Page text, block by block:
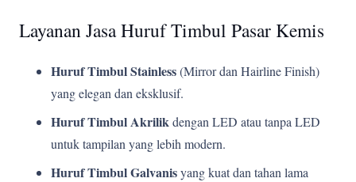
Layanan Jasa Huruf Timbul Pasar Kemis
Huruf Timbul Stainless(Mirror dan Hairline Finish)
yang elegan dan eksklusif.
Huruf Timbul Akrilikdengan LED atau tanpa LED
untuk tampilan yang lebih modern.
Huruf Timbul Galvanisyang kuat dan tahan lama